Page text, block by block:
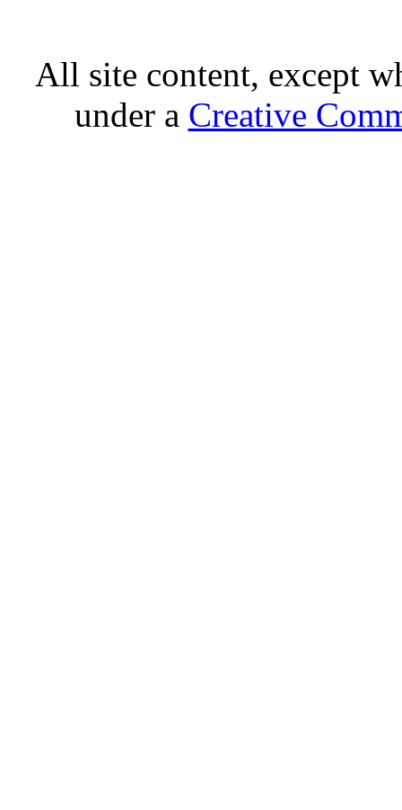
All site content, except
under a Creative